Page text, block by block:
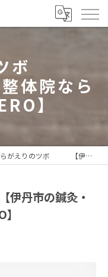
ツボ
体院なら
】
りのツボ 【伊丹市の鍼灸・整体院ならからだ工房ZERO】
丹市の鍼灸・